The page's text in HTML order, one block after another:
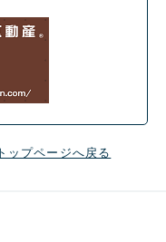
トップページへ戻る